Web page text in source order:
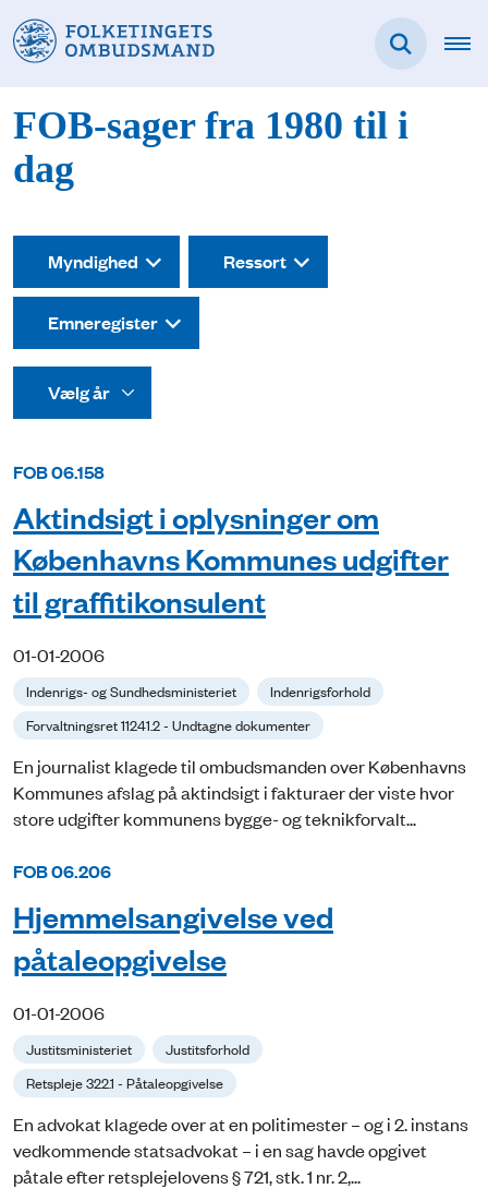
FOB-sager fra 1980 til i
dag
Myndighed Ressort
Emneregister
FOB 06.158
Aktindsigt i oplysninger om
Københavns Kommunes udgifter
til graffitikonsulent
01-01-2006
Indenrigs- og Sundhedsministeriet
Indenrigsforhold
Forvaltningsret 11241.2 - Undtagne dokumenter
En journalist klagede til ombudsmanden over Københavns
Kommunes afslag på aktindsigt i fakturaer der viste hvor
store udgifter kommunens bygge- og teknikforvalt...
FOB 06.206
Hjemmelsangivelse ved
påtaleopgivelse
01-01-2006
Justitsministeriet
Justitsforhold
Retspleje 322.1 - Påtaleopgivelse
En advokat klagede over at en politimester – og i 2. instans
vedkommende statsadvokat – i en sag havde opgivet
påtale efter retsplejelovens § 721, stk. 1 nr. 2,...